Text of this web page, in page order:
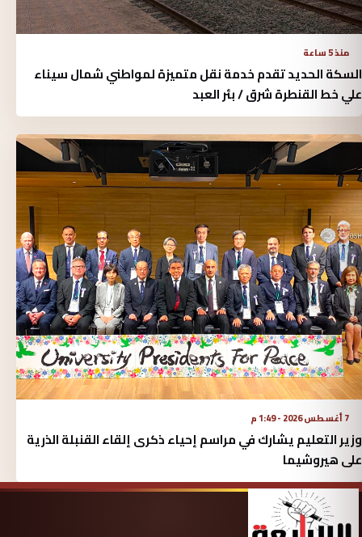
منذ 5 ساعة
السكة الحديد تقدم خدمة نقل متميزة لمواطني شمال سيناء
علي خط القنطرة شرق / بئر العبد
7 أغسطس 2026 - 1:49 م
وزير التعليم يشارك في مراسم إحياء ذكرى إلقاء القنبلة الذرية
على هيروشيما